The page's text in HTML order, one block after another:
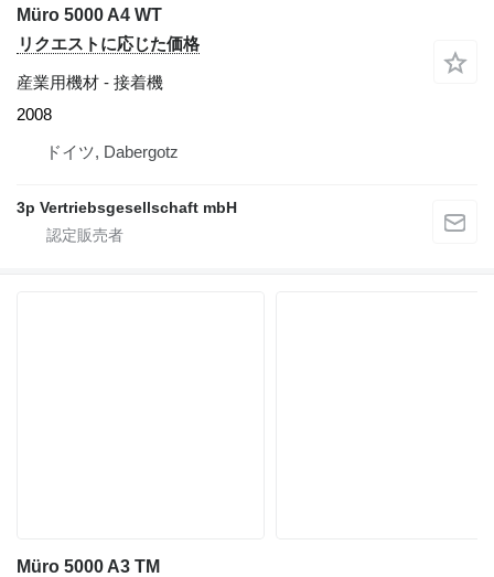
Müro 5000 A4 WT
リクエストに応じた価格
産業用機材 - 接着機
2008
ドイツ, Dabergotz
3p Vertriebsgesellschaft mbH
Müro 5000 A3 TM